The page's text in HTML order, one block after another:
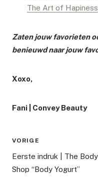
The Art of Hapiness
Zaten jouw favorieten
benieuwd naar jouw
Xoxo,
Fani | Convey Beauty
Bericht
navigatie
VORIGE
Eerste indruk | The Body
Shop “Body Yogurt”